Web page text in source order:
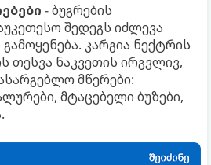
- ბუგრების
შედეგს იძლევა
კარგია ნექტრის
თესვა ნაკვეთის ირგვლივ,
მწერები:
მტაცებელი ბუზები,